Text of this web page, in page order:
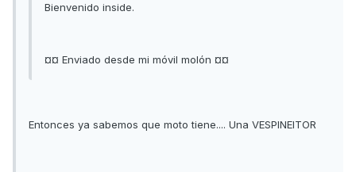
Bienvenido inside.
¤¤ Enviado desde mi móvil molón ¤¤
Entonces ya sabemos que moto tiene.... Una VESPINEITOR